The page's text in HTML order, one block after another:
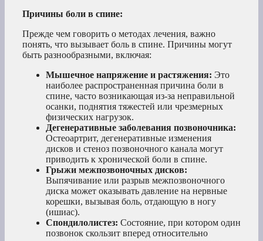
Причины боли в спине:
Прежде чем говорить о методах лечения, важно
понять, что вызывает боль в спине. Причины могут
быть разнообразными, включая:
Мышечное напряжение и растяжения: Это
наиболее распространенная причина боли в
спине, часто возникающая из-за неправильной
осанки, поднятия тяжестей или чрезмерных
физических нагрузок.
Дегенеративные заболевания позвоночника:
Остеоартрит, дегенеративные изменения
дисков и стеноз позвоночного канала могут
приводить к хронической боли в спине.
Грыжи межпозвоночных дисков:
Выпячивание или разрыв межпозвоночного
диска может оказывать давление на нервные
корешки, вызывая боль, отдающую в ногу
(ишиас).
Спондилолистез: Состояние, при котором один
позвонок скользит вперед относительно